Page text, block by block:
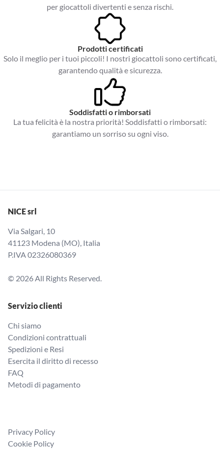
per giocattoli divertenti e senza rischi.
Prodotti certificati
Solo il meglio per i tuoi piccoli! I nostri giocattoli sono certificati,
garantendo qualità e sicurezza.
Soddisfatti o rimborsati
La tua felicità è la nostra priorità! Soddisfatti o rimborsati:
garantiamo un sorriso su ogni viso.
NICE srl
Via Salgari, 10
41123 Modena (MO), Italia
P.IVA 02326080369
© 2026 All Rights Reserved.
Servizio clienti
Chi siamo
Condizioni contrattuali
Spedizioni e Resi
Esercita il diritto di recesso
FAQ
Metodi di pagamento
Privacy Policy
Cookie Policy